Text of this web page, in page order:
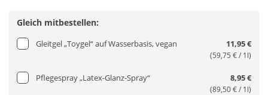
Gleich mitbestellen:
Gleitgel „Toygel“ auf Wasserbasis, vegan 11,95 €
(59,75 € / 1l)
Pflegespray „Latex-Glanz-Spray“ 8,95 €
(89,50 € / 1l)